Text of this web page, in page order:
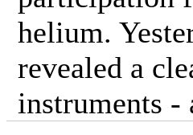
helium.
revealed a
instruments -